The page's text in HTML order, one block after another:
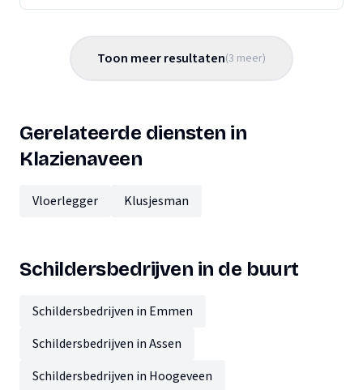
Toon meer resultaten(3 meer)
Gerelateerde diensten in
Klazienaveen
Vloerlegger Klusjesman
Schildersbedrijven in de buurt
Schildersbedrijven in Emmen
Schildersbedrijven in Assen
Schildersbedrijven in Hoogeveen